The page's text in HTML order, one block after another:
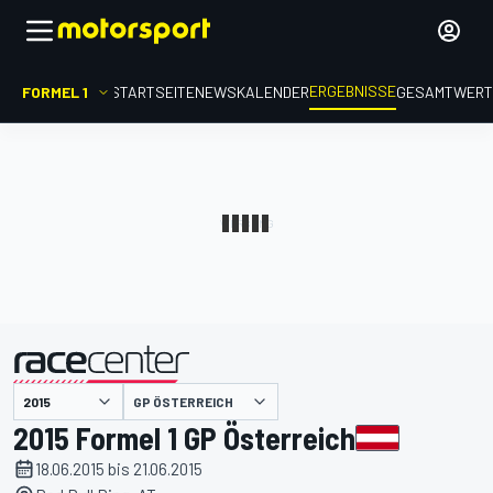
FORMEL 1 STARTSEITENEWSKALENDERERGEBNISSE
GP ÖSTERREICH
2015 Formel 1 GP Österreich
18.06.2015 bis 21.06.2015